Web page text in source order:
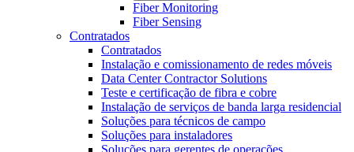
Fiber Monitoring
Fiber Sensing
Contratados
Contratados
Instalação e comissionamento de redes móveis
Data Center Contractor Solutions
Teste e certificação de fibra e cobre
Instalação de serviços de banda larga residencial
Soluções para técnicos de campo
Soluções para instaladores